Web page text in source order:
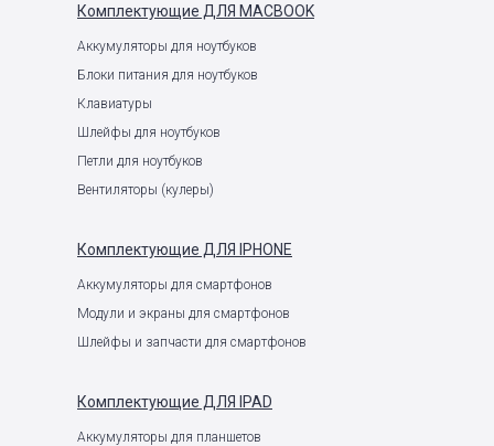
Комплектующие ДЛЯ MACBOOK
Аккумуляторы для ноутбуков
Блоки питания для ноутбуков
Клавиатуры
Шлейфы для ноутбуков
Петли для ноутбуков
Вентиляторы (кулеры)
Комплектующие ДЛЯ IPHONE
Аккумуляторы для смартфонов
Модули и экраны для смартфонов
Шлейфы и запчасти для смартфонов
Комплектующие ДЛЯ IPAD
Аккумуляторы для планшетов